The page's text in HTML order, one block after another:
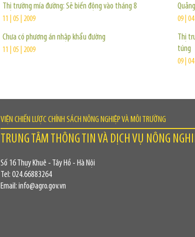
Thị trường mía đường: Sẽ biến động vào tháng 8
11 | 05 | 2009
Chưa có phương án nhập khẩu đường
11 | 05 | 2009
09 |
Thị
túng
09 |
VIỆN CHIẾN LƯỢC CHÍNH SÁCH NÔNG NGHIỆP VÀ MÔI TRƯỜNG
TRUNG TÂM THÔNG TIN VÀ DỊCH VỤ NÔNG
Số 16 Thụy Khuê - Tây Hồ - Hà Nội
Tel: 024.66883264
Email: info@agro.gov.vn